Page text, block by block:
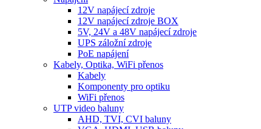
12V napájecí zdroje
12V napájecí zdroje BOX
5V, 24V a 48V napájecí zdroje
UPS záložní zdroje
PoE napájení
Kabely, Optika, WiFi přenos
Kabely
Komponenty pro optiku
WiFi přenos
UTP video baluny
AHD, TVI, CVI baluny